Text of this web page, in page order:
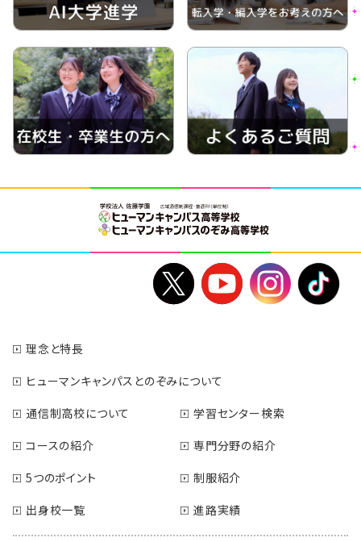
理念と特長
ヒューマンキャンパスとのぞみについて
通信制高校について
学習センター検索
コースの紹介
専門分野の紹介
5つのポイント
制服紹介
出身校一覧
進路実績